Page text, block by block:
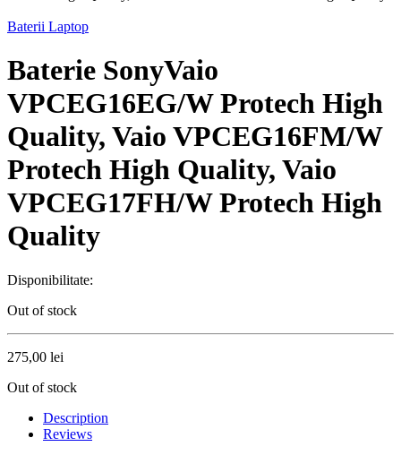
Baterii Laptop
Baterie SonyVaio
VPCEG16EG/W Protech High
Quality, Vaio VPCEG16FM/W
Protech High Quality, Vaio
VPCEG17FH/W Protech High
Quality
Disponibilitate:
Out of stock
275,00 lei
Out of stock
Description
Reviews